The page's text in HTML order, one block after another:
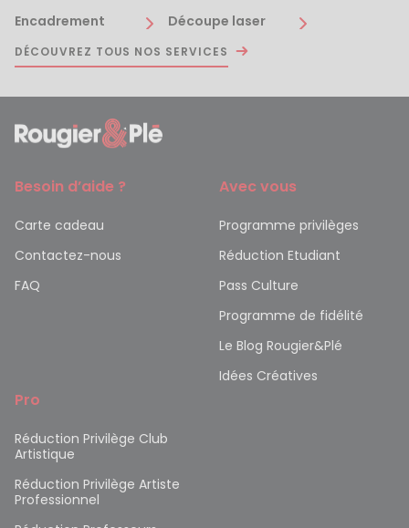
Encadrement Découpe laser
DÉCOUVREZ TOUS NOS SERVICES
Besoin d’aide ?
Carte cadeau
Contactez-nous
FAQ
Avec vous
Programme privilèges
Réduction Etudiant
Pass Culture
Programme de fidélité
Le Blog Rougier&Plé
Idées Créatives
Pro
Réduction Privilège Club
Artistique
Réduction Privilège Artiste
Professionnel